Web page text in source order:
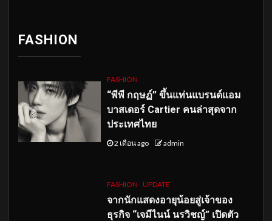
FASHION
FASHION
“พีพี กฤษฏ์” ขึ้นแท่นแบรนด์แอม
บาสเดอร์ Cartier คนล่าสุดจาก
ประเทศไทย
2 เดือน ago admin
FASHION UPDATE
จากนักแสดงอายุน้อยสู่เจ้าของ
ธุรกิจ “เจมีไนน์ นรวิชญ์” เปิดตัว